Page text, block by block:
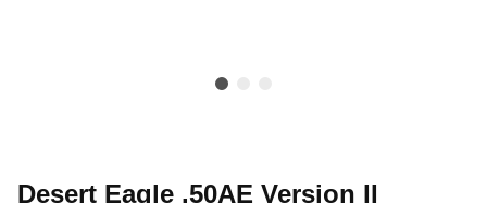
Desert Eagle .50AE Version II